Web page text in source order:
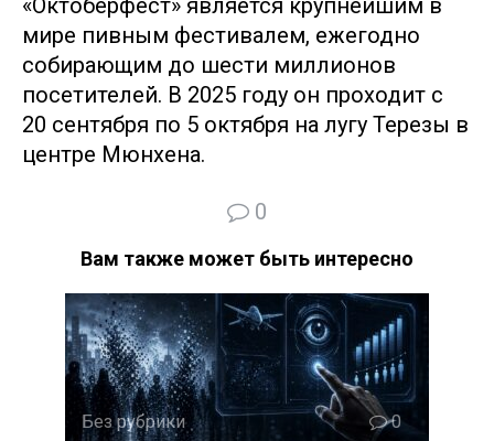
«Октоберфест» является крупнейшим в
мире пивным фестивалем, ежегодно
собирающим до шести миллионов
посетителей. В 2025 году он проходит с
20 сентября по 5 октября на лугу Терезы в
центре Мюнхена.
0
Вам также может быть интересно
Без рубрики 0